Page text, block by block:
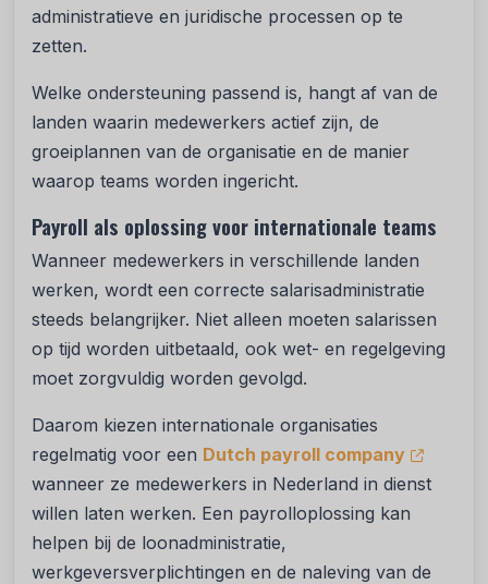
administratieve en juridische processen op te
zetten.
Welke ondersteuning passend is, hangt af van de
landen waarin medewerkers actief zijn, de
groeiplannen van de organisatie en de manier
waarop teams worden ingericht.
Payroll als oplossing voor internationale teams
Wanneer medewerkers in verschillende landen
werken, wordt een correcte salarisadministratie
steeds belangrijker. Niet alleen moeten salarissen
op tijd worden uitbetaald, ook wet- en regelgeving
moet zorgvuldig worden gevolgd.
Daarom kiezen internationale organisaties
regelmatig voor een Dutch payroll company
wanneer ze medewerkers in Nederland in dienst
willen laten werken. Een payrolloplossing kan
helpen bij de loonadministratie,
werkgeversverplichtingen en de naleving van de